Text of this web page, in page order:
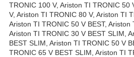
TRONIC 100 V, Ariston TI TRONIC 50
V, Ariston TI TRONIC 80 V, Ariston TI
Ariston TI TRONIC 50 V BEST, Ariston
Ariston TI TRONIC 30 V BEST SLIM,
BEST SLIM, Ariston TI TRONIC 50 V
TRONIC 65 V BEST SLIM, Ariston TI